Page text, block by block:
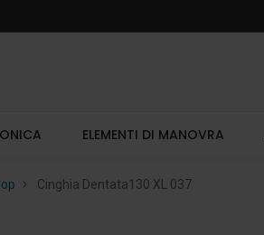
ELEMENTI DI MANOVRA
Cinghia Dentata130 XL 037